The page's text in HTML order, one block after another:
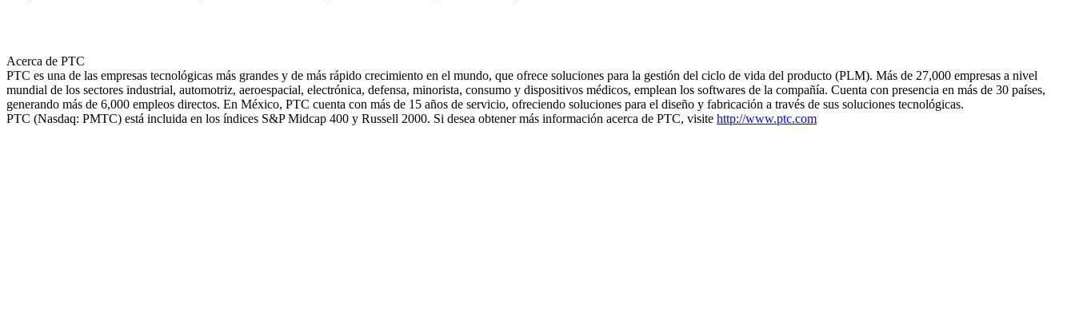
Acerca de PTC
PTC es una de las empresas tecnológicas más grandes y de más rápido crecimiento en el mundo, que ofrece soluciones para la gestión del ciclo de vida del producto (PLM). Más de 27,000 empresas a nivel
mundial de los sectores industrial, automotriz, aeroespacial, electrónica, defensa, minorista, consumo y dispositivos médicos, emplean los softwares de la compañía. Cuenta con presencia en más de 30 países,
generando más de 6,000 empleos directos. En México, PTC cuenta con más de 15 años de servicio, ofreciendo soluciones para el diseño y fabricación a través de sus soluciones tecnológicas.
PTC (Nasdaq: PMTC) está incluida en los índices S&P Midcap 400 y Russell 2000. Si desea obtener más información acerca de PTC, visite http://www.ptc.com